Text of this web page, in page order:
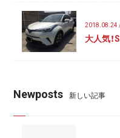
2018.08.24
大人気！
Newposts 新しい記事